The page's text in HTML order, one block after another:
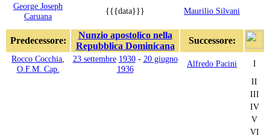
George Joseph
Caruana
{{{data}}} Maurilio Silvani
Predecessore:
Nunzio apostolico nella
Repubblica Dominicana
Successore:
Rocco Cocchia
O.F.M. Cap.
23 settembre 1930- 20 giugno
1936
Alfredo Pacini
I
II
III
IV
V
VI